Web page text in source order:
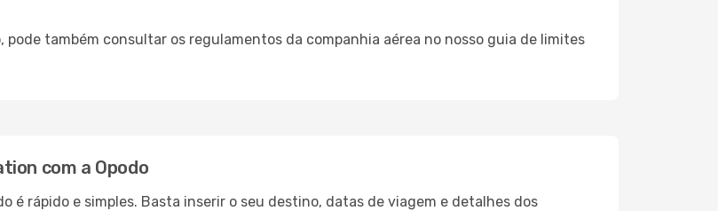
pode também consultar os regulamentos da companhia aérea no nosso guia de limites
com a Opodo
é rápido e simples. Basta inserir o seu destino, datas de viagem e detalhes dos